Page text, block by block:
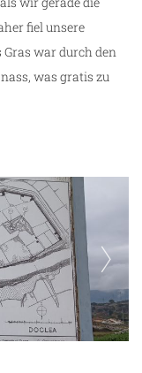
fiel unsere
war durch den
was gratis zu